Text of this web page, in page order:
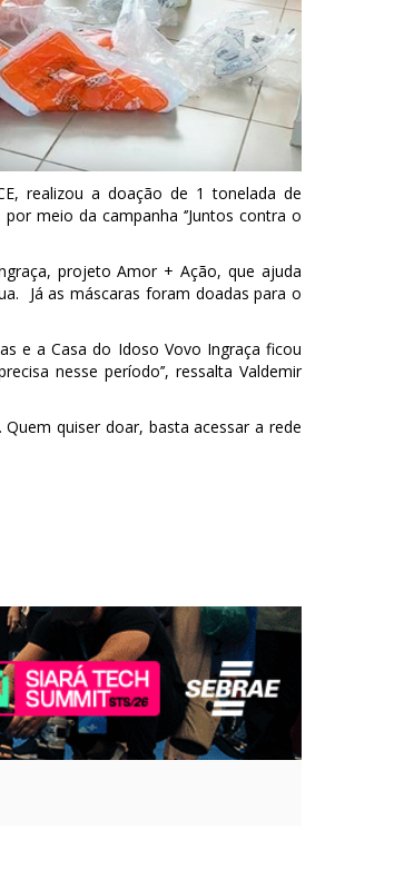
realizou a doação de 1 tonelada de
meio da campanha ‘’Juntos contra o
projeto Amor + Ação, que ajuda
Já as máscaras foram doadas para o
e a Casa do Idoso Vovo Ingraça ficou
nesse período’’, ressalta Valdemir
quiser doar, basta acessar a rede